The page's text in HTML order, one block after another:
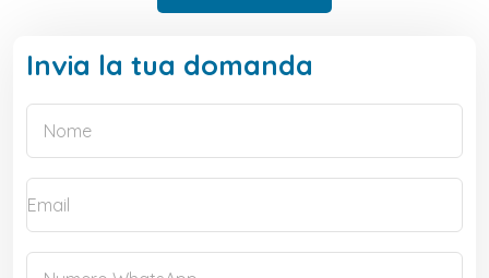
Invia la tua domanda